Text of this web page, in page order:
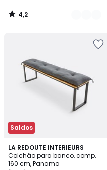
4,2
/
Saldos
LA REDOUTE INTERIEURS
Colchão para banco, comp.
160 cm, Panama
4,2
/ 5
5
Cores